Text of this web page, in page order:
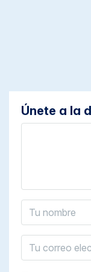
Únete a la